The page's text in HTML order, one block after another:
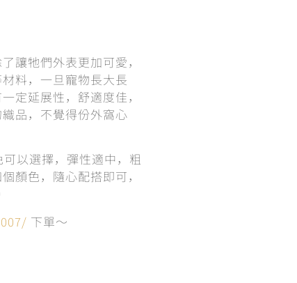
讓牠們外表更加可愛，
料，一旦寵物長大長
定延展性，舒適度佳，
品，不覺得份外窩心
以選擇，彈性適中，粗
顏色，隨心配搭即可，
下單～